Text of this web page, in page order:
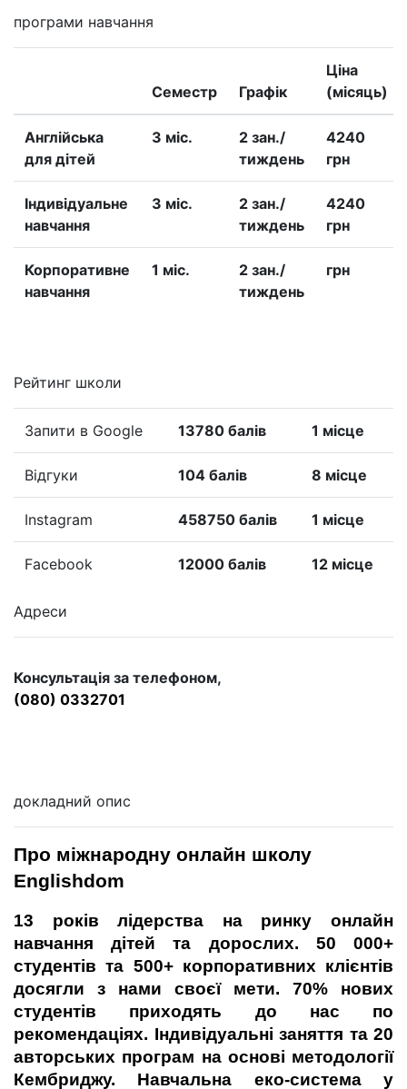
програми навчання
Семестр Графік
Ціна
(місяць)
Англійська
для дітей
3 міс.
2 зан./
тиждень
4240
грн
Iндивідуальне
навчання
3 міс.
2 зан./
тиждень
4240
грн
Корпоративне
навчання
1 міс.
2 зан./
тиждень
грн
Рейтинг школи
Запити в Google 13780 балів 1 місце
Відгуки 104 балів 8 місце
Instagram 458750 балів 1 місце
Facebook 12000 балів 12 місце
Адреси
Консультація за телефоном,
(080) 0332701
докладний опис
Про міжнародну онлайн школу
Englishdom
13 років лідерства на ринку онлайн
навчання дітей та дорослих. 50 000+
студентів та 500+ корпоративних клієнтів
досягли з нами своєї мети. 70% нових
студентів приходять до нас по
рекомендаціях. Індивідуальні заняття та 20
авторських програм на основі методології
Кембриджу. Навчальна еко-система у